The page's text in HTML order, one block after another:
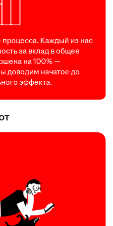
Каждый из нас
за вклад в общее
на 100% —
доводим начатое до
эффекта.